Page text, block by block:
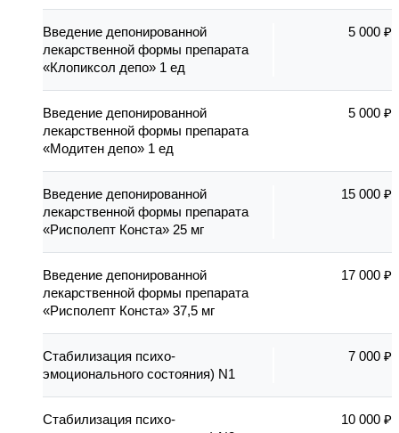
Введение депонированной
лекарственной формы препарата
«Клопиксол депо» 1 ед
5 000 ₽
Введение депонированной
лекарственной формы препарата
«Модитен депо» 1 ед
5 000 ₽
Введение депонированной
лекарственной формы препарата
«Рисполепт Конста» 25 мг
15 000 ₽
Введение депонированной
лекарственной формы препарата
«Рисполепт Конста» 37,5 мг
17 000 ₽
Стабилизация психо-
эмоционального состояния) N1
7 000 ₽
Стабилизация психо-
10 000 ₽